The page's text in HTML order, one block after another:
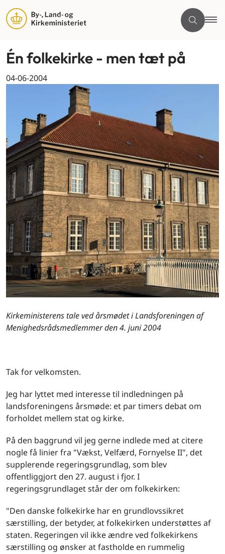
Én folkekirke - men tæt på
04-06-2004
Kirkeministerens tale ved årsmødet i Landsforeningen af
Menighedsrådsmedlemmer den 4. juni 2004
Tak for velkomsten.
Jeg har lyttet med interesse til indledningen på
landsforeningens årsmøde: et par timers debat om
forholdet mellem stat og kirke.
På den baggrund vil jeg gerne indlede med at citere
nogle få linier fra "Vækst, Velfærd, Fornyelse II", det
supplerende regeringsgrundlag, som blev
offentliggjort den 27. august i fjor. I
regeringsgrundlaget står der om folkekirken:
"Den danske folkekirke har en grundlovssikret
særstilling, der betyder, at folkekirken understøttes af
staten. Regeringen vil ikke ændre ved folkekirkens
særstilling og ønsker at fastholde en rummelig